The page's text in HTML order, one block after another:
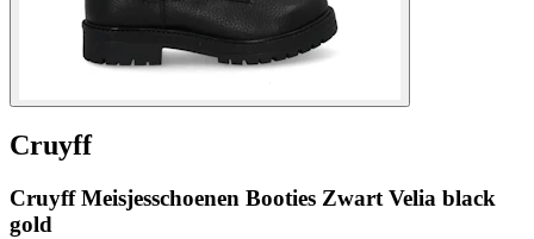
Cruyff
Cruyff Meisjesschoenen Booties Zwart Velia black
gold